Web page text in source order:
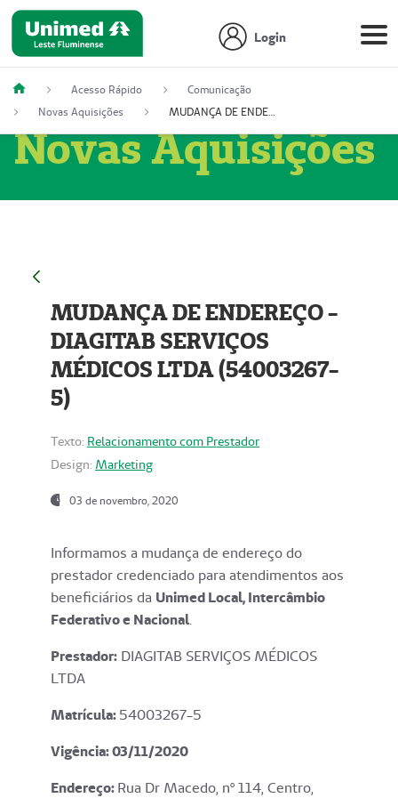
Login
Acesso Rápido
Comunicação
Novas Aquisições
MUDANÇA DE ENDEREÇO - DIAGITAB SERVIÇOS MÉDICOS LTDA (54003267-5)
Novas Aquisições
MUDANÇA DE ENDEREÇO -
DIAGITAB SERVIÇOS
MÉDICOS LTDA (54003267-
5)
Texto: Relacionamento com Prestador
Design: Marketing
03 de novembro, 2020
Informamos a mudança de endereço do
prestador credenciado para atendimentos aos
beneficiários da Unimed Local, Intercâmbio
Federativo e Nacional.
Prestador: DIAGITAB SERVIÇOS MÉDICOS
LTDA
Matrícula:54003267-5
Vigência: 03/11/2020
Endereço:Rua Dr Macedo, nº 114, Centro,